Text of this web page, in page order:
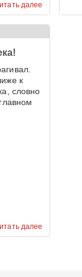
далее
далее
к
словно